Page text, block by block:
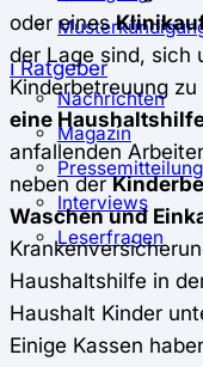
ℹ Ratgeber
Nachrichten
Magazin
Interviews
Leserfragen
oder eines
der Lage sind, sich
Kinderbetreuung
eine
anfallenden
neben der
Waschen und
Haushaltshilfe in
Haushalt Kinder
Einige Kassen